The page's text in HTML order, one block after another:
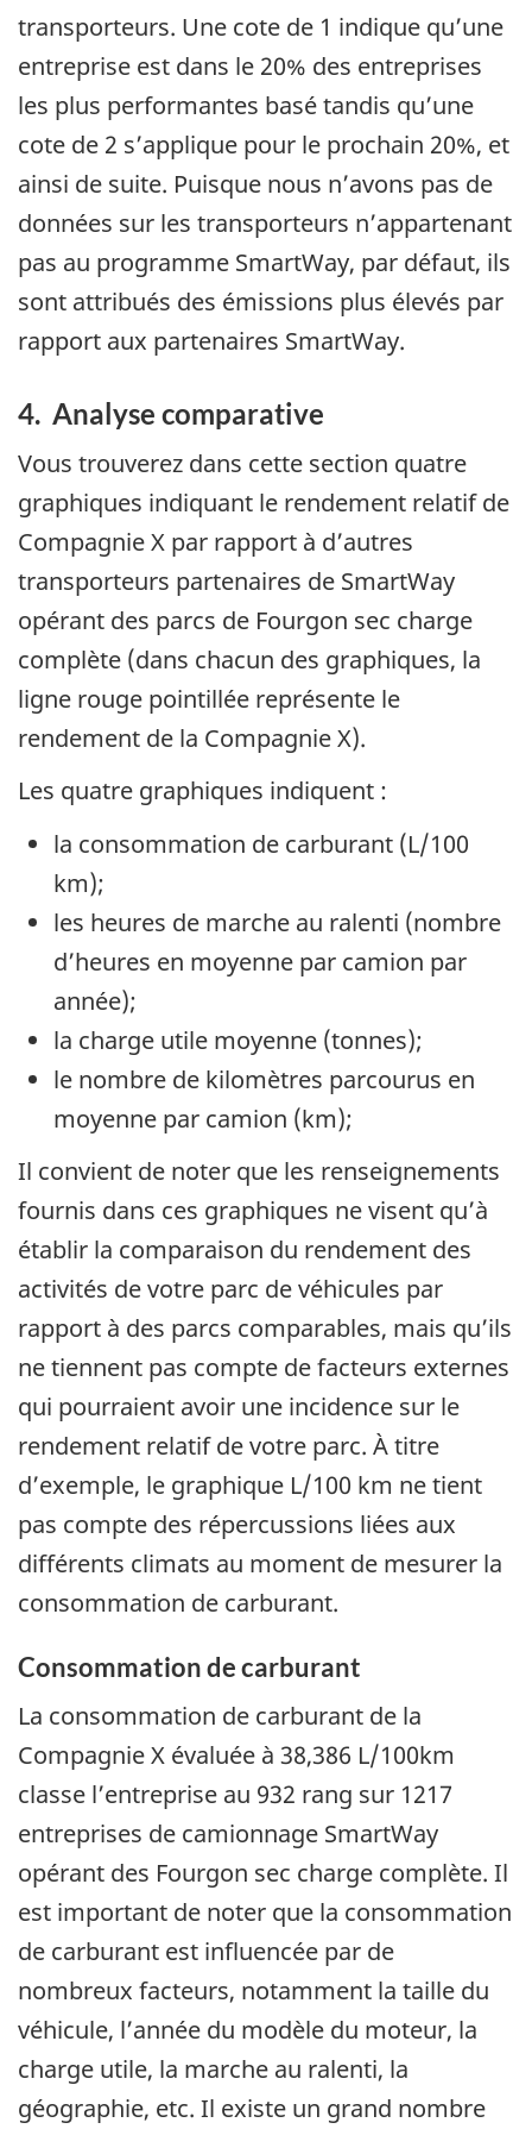
transporteurs. Une cote de 1 indique qu’une
entreprise est dans le 20% des entreprises
les plus performantes basé tandis qu’une
cote de 2 s’applique pour le prochain 20%, et
ainsi de suite. Puisque nous n’avons pas de
données sur les transporteurs n’appartenant
pas au programme SmartWay, par défaut, ils
sont attribués des émissions plus élevés par
rapport aux partenaires SmartWay.
4. Analyse comparative
Vous trouverez dans cette section quatre
graphiques indiquant le rendement relatif de
Compagnie X par rapport à d’autres
transporteurs partenaires de SmartWay
opérant des parcs de Fourgon sec charge
complète (dans chacun des graphiques, la
ligne rouge pointillée représente le
rendement de la Compagnie X).
Les quatre graphiques indiquent :
la consommation de carburant (L/100
km);
les heures de marche au ralenti (nombre
d’heures en moyenne par camion par
année);
la charge utile moyenne (tonnes);
le nombre de kilomètres parcourus en
moyenne par camion (km);
Il convient de noter que les renseignements
fournis dans ces graphiques ne visent qu’à
établir la comparaison du rendement des
activités de votre parc de véhicules par
rapport à des parcs comparables, mais qu’ils
ne tiennent pas compte de facteurs externes
qui pourraient avoir une incidence sur le
rendement relatif de votre parc. À titre
d’exemple, le graphique L/100 km ne tient
pas compte des répercussions liées aux
différents climats au moment de mesurer la
consommation de carburant.
Consommation de carburant
La consommation de carburant de la
Compagnie X évaluée à 38,386 L/100km
classe l’entreprise au 932 rang sur 1217
entreprises de camionnage SmartWay
opérant des Fourgon sec charge complète. Il
est important de noter que la consommation
de carburant est influencée par de
nombreux facteurs, notamment la taille du
véhicule, l’année du modèle du moteur, la
charge utile, la marche au ralenti, la
géographie, etc. Il existe un grand nombre